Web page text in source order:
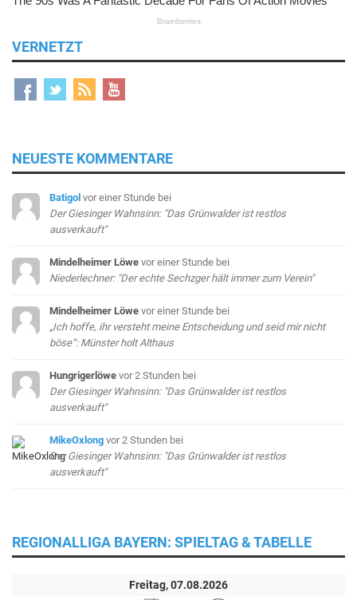
VERNETZT
NEUESTE KOMMENTARE
Batigol vor einer Stunde bei
Der Giesinger Wahnsinn: "Das Grünwalder ist restlos
ausverkauft"
Mindelheimer Löwe vor einer Stunde bei
Niederlechner: "Der echte Sechzger hält immer zum Verein"
Mindelheimer Löwe vor einer Stunde bei
„Ich hoffe, ihr versteht meine Entscheidung und seid mir nicht
böse“: Münster holt Althaus
Hungrigerlöwe vor 2 Stunden bei
Der Giesinger Wahnsinn: "Das Grünwalder ist restlos
ausverkauft"
MikeOxlong vor 2 Stunden bei
Der Giesinger Wahnsinn: "Das Grünwalder ist restlos
ausverkauft"
REGIONALLIGA BAYERN: SPIELTAG & TABELLE
Freitag, 07.08.2026